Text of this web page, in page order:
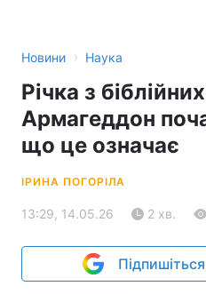
Новини › Наука
Річка з
Армагеддон
що це означає
ІРИНА ПОГОРІЛА
13:29, 14.05.26 2 хв.